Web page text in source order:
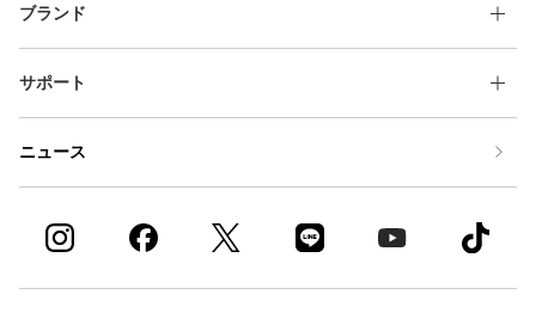
ブランド
サポート
ニュース